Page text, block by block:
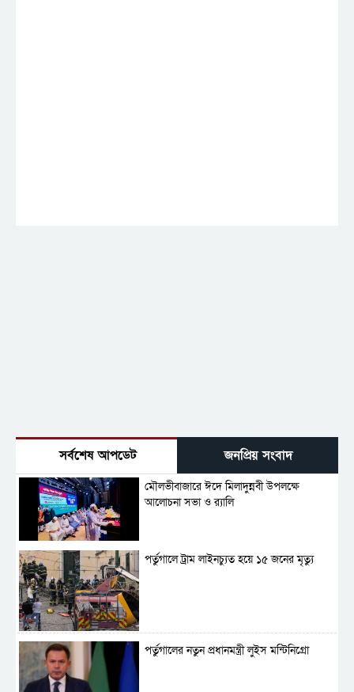
সর্বশেষ আপডেট জনপ্রিয় সংবাদ
মৌলভীবাজারে ঈদে মিলাদুন্নবী উপলক্ষে
আলোচনা সভা ও র‍্যালি
পর্তুগালে ট্রাম লাইনচ্যুত হয়ে ১৫ জনের মৃত্যু
পর্তুগালের নতুন প্রধানমন্ত্রী লুইস মন্টিনিগ্রো